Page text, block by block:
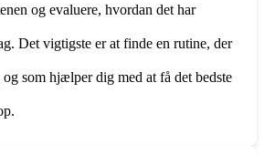
og evaluere, hvordan det har
Det vigtigste er at finde en rutine, der
som hjælper dig med at få det bedste